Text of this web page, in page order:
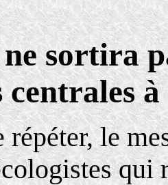
sortira
centrales
répéter, le
qui